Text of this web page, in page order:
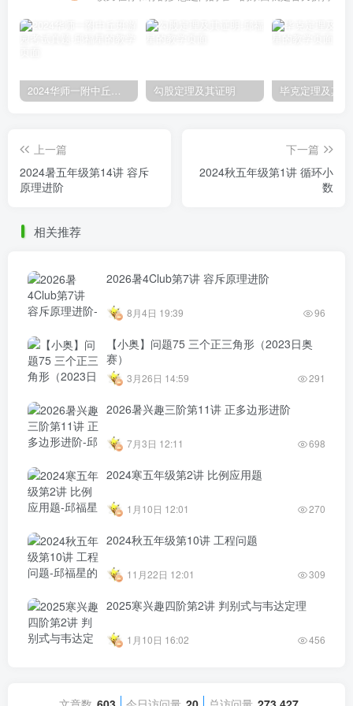
2024华师一附中丘班游园考试真题 勾股定理及其证明 毕克定理及其
上一篇
2024暑五年级第14讲 容斥
原理进阶
下一篇
2024秋五年级第1讲 循环小
数
相关推荐
2026暑4Club第7讲 容斥原理进阶
8月4日 19:39 96
【小奥】问题75 三个正三角形（2023日奥
赛）
3月26日 14:59 291
2026暑兴趣三阶第11讲 正多边形进阶
7月3日 12:11 698
2024寒五年级第2讲 比例应用题
1月10日 12:01 270
2024秋五年级第10讲 工程问题
11月22日 12:01 309
2025寒兴趣四阶第2讲 判别式与韦达定理
1月10日 16:02 456